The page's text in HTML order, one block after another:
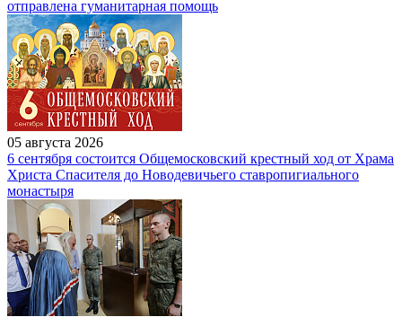
отправлена гуманитарная помощь
05 августа 2026
6 сентября состоится Общемосковский крестный ход от Храма
Христа Спасителя до Новодевичьего ставропигиального
монастыря